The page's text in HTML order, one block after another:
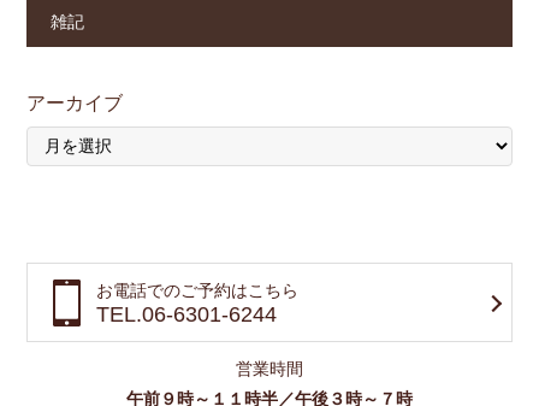
雑記
アーカイブ
お電話でのご予約はこちら
TEL.06-6301-6244
営業時間
午前９時～１１時半／午後３時～７時